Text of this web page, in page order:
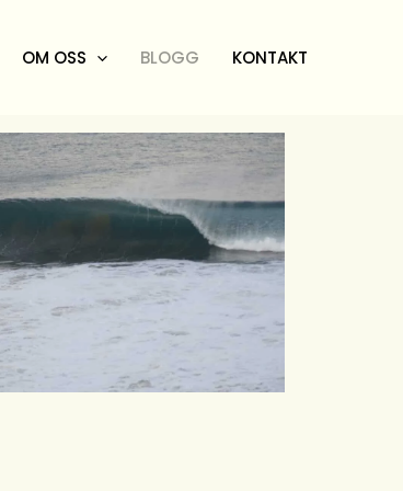
OM OSS BLOGG KONTAKT